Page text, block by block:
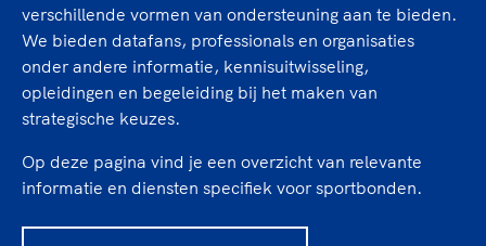
Nieuwspagina
Columns
Sport gaat niet vanzelf
Sportmatch
Clubacties
Handboek Wet- en Regelgeving
Opleidingen en trainingen
High5 Stappenplan
Europese Spelen Istanbul 2027
Topsportbeleid
Topsportfinanciering
Maatschappelijke waarde topsport
Top teamsportcompetities
verschillende vormen van ondersteuning aan te bieden.
We bieden datafans, professionals en organisaties
onder andere informatie, kennisuitwisseling,
opleidingen en begeleiding bij het maken van
strategische keuzes.
Op deze pagina vind je een overzicht van relevante
informatie en diensten specifiek voor sportbonden.